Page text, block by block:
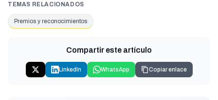
TEMAS RELACIONADOS
Premios y reconocimientos
Compartir este artículo
LinkedIn WhatsApp Copiar enlace